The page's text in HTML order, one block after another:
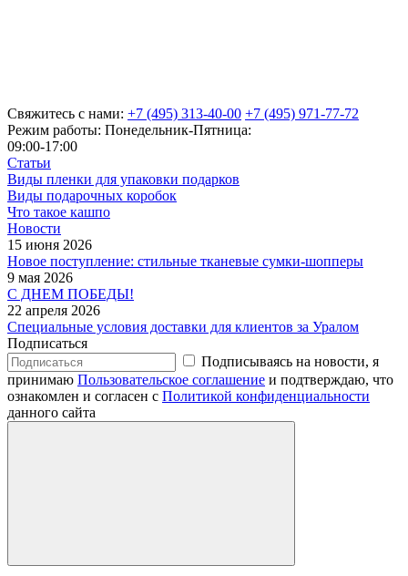
Свяжитесь с нами: +7 (495) 313-40-00 +7 (495) 971-77-72
Режим работы: Понедельник-Пятница:
09:00-17:00
Статьи
Виды пленки для упаковки подарков
Виды подарочных коробок
Что такое кашпо
Новости
15 июня 2026
Новое поступление: стильные тканевые сумки-шопперы
9 мая 2026
С ДНЕМ ПОБЕДЫ!
22 апреля 2026
Специальные условия доставки для клиентов за Уралом
Подписаться
Подписываясь на новости, я
принимаю Пользовательское соглашение и подтверждаю, что
ознакомлен и согласен с Политикой конфиденциальности
данного сайта